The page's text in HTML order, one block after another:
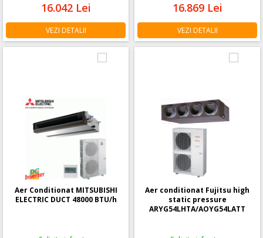
16.042 Lei
VEZI DETALII
16.869 Lei
VEZI DETALII
Aer Conditionat MITSUBISHI
ELECTRIC DUCT 48000 BTU/h
Aer conditionat Fujitsu high
static pressure
ARYG54LHTA/AOYG54LATT